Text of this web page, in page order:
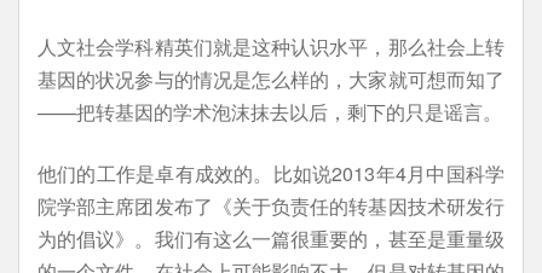
人文社会学科精英们就是这种认识水平，那么社会上转
基因的状况参与的情况是怎么样的，大家就可想而知了
——把转基因的学术泡沫抹去以后，剩下的只是谣言。
他们的工作是卓有成效的。比如说2013年4月中国科学
院学部主席团发布了《关于负责任的转基因技术研发行
为的倡议》。我们有这么一篇很重要的，甚至是重量级